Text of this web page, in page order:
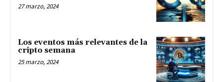
27 marzo, 2024
Los eventos más relevantes de la
cripto semana
25 marzo, 2024